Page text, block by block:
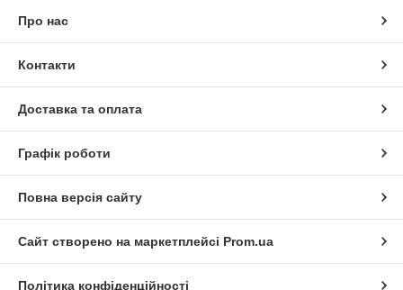
Про нас
Контакти
Доставка та оплата
Графік роботи
Повна версія сайту
Сайт створено на маркетплейсі Prom.ua
Політика конфіденційності